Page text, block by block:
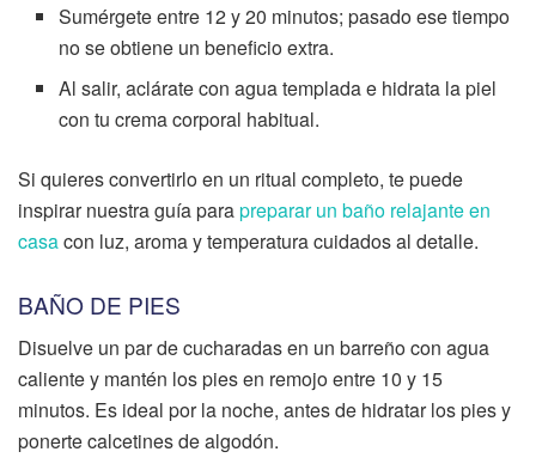
Sumérgete entre 12 y 20 minutos; pasado ese tiempo
no se obtiene un beneficio extra.
Al salir, aclárate con agua templada e hidrata la piel
con tu crema corporal habitual.
Si quieres convertirlo en un ritual completo, te puede
inspirar nuestra guía parapreparar un baño relajante en
casacon luz, aroma y temperatura cuidados al detalle.
BAÑO DE PIES
Disuelve un par de cucharadas en un barreño con agua
caliente y mantén los pies en remojo entre 10 y 15
minutos. Es ideal por la noche, antes de hidratar los pies y
ponerte calcetines de algodón.